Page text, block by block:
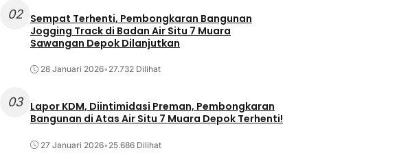
02
Sempat Terhenti, Pembongkaran Bangunan
Jogging Track di Badan Air Situ 7 Muara
Sawangan Depok Dilanjutkan
28 Januari 2026• 27.732 Dilihat
03
Lapor KDM, Diintimidasi Preman, Pembongkaran
Bangunan di Atas Air Situ 7 Muara Depok Terhenti!
27 Januari 2026• 25.686 Dilihat